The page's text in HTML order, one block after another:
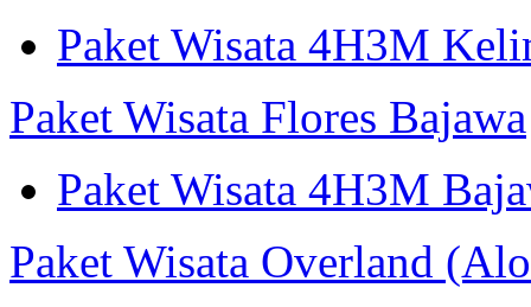
Paket Wisata 4H3M
Paket Wisata Flores Bajawa
Paket Wisata 4H3M
Paket Wisata Overland